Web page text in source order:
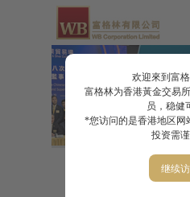
欢迎來到富格
富格林为香港黃金交易
员，稳健
*您访问的是香港地区网
投资需谨
继续